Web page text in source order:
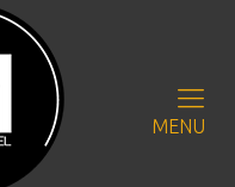
MENU